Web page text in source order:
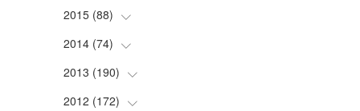
(1)
(1)
(3)
(2)
(2)
(1)
(3)
(1)
(2)
(5)
(6)
(3)
2015 (88)
(4)
(7)
(6)
2014 (74)
(9)
(14)
2013 (190)
(17)
2012 (172)